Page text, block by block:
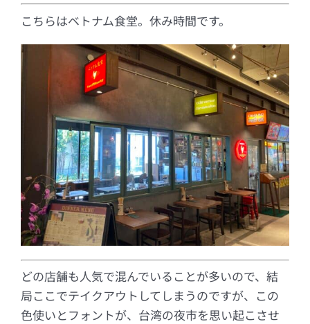
こちらはベトナム食堂。休み時間です。
どの店舗も人気で混んでいることが多いので、結
局ここでテイクアウトしてしまうのですが、この
色使いとフォントが、台湾の夜市を思い起こさせ